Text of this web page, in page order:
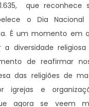
que reconhece
o Dia Nacional
É um momento em
diversidade religiosa
de reafirmar
das religiões de
igrejas e
agora se veem